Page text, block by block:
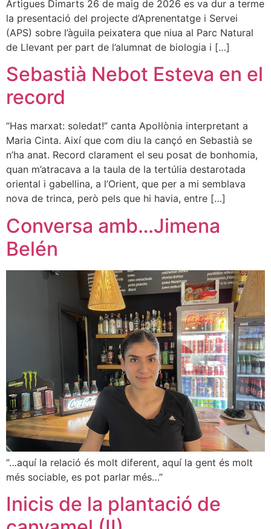
Artigues Dimarts 26 de maig de 2026 es va dur a terme
la presentació del projecte d’Aprenentatge i Servei
(APS) sobre l’àguila peixatera que niua al Parc Natural
de Llevant per part de l’alumnat de biologia i […]
Sebastià Nebot Esteva en el
record
“Has marxat: soledat!” canta Apol·lònia interpretant a
Maria Cinta. Així que com diu la cançó en Sebastià se
n’ha anat. Record clarament el seu posat de bonhomia,
quan m’atracava a la taula de la tertúlia destarotada
oriental i gabellina, a l’Orient, que per a mi semblava
nova de trinca, però pels que hi havia, entre […]
Conversa amb…Jimena
Belén
“…aquí la relació és molt diferent, aquí la gent és molt
més sociable, es pot parlar més…”
Inicis de la plantació de